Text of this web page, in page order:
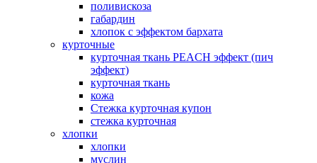
поливискоза
габардин
хлопок с эффектом бархата
курточные
курточная ткань PEACH эффект (пич
эффект)
курточная ткань
кожа
Стежка курточная купон
стежка курточная
хлопки
хлопки
муслин